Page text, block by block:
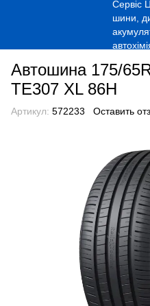
Автошина 175/
TE307 XL 86H
Артикул: 572233 Оставить